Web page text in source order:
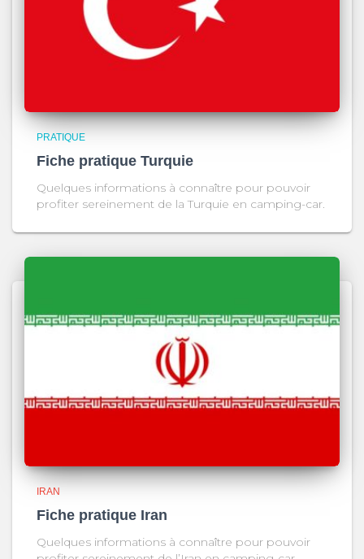
PRATIQUE
Fiche pratique Turquie
Quelques informations à connaître pour pouvoir
profiter sereinement de la Turquie en camping-car.
IRAN
Fiche pratique Iran
Quelques informations à connaître pour pouvoir